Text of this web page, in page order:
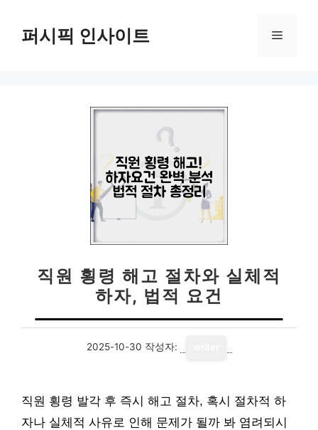
퍼시픽 인사이트 메
직원 횡령 해고 절차와 실체적
하자, 법적 요건
2025-10-30 작성자:
직원 횡령 발각 후 즉시 해고 절차, 혹시 절차적 하
자나 실체적 사유로 인해 문제가 될까 봐 염려되시